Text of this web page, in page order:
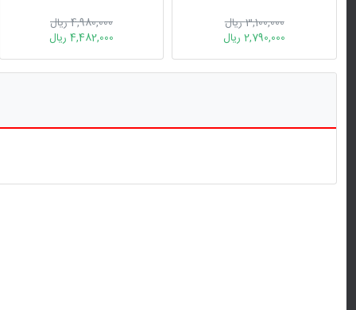
3,100,000 ریال
2,790,000 ریال
4,980,000 ریال
4,482,000 ریال